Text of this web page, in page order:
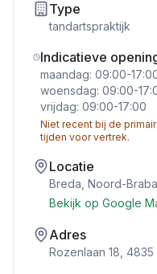
Type
tandartspraktijk
Indicatieve
maandag: 09:00-
woensdag: 09:00-
vrijdag: 09:00-17:00
Niet recent bij de
tijden voor vertrek.
Locatie
Breda Noord-
Bekijk op Google
Adres
Rozenlaan 18, 4835